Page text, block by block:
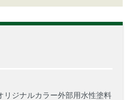
リジナルカラー外部用水性塗料